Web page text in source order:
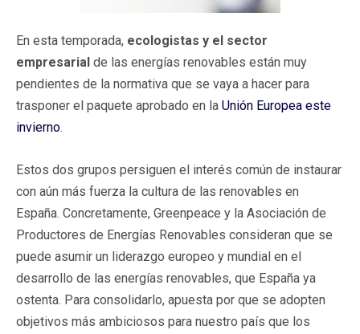
En esta temporada, ecologistas y el sector
empresarial de las energías renovables están muy
pendientes de la normativa que se vaya a hacer para
trasponer el paquete aprobado en la Unión Europea este
invierno.
Estos dos grupos persiguen el interés común de instaurar
con aún más fuerza la cultura de las renovables en
España. Concretamente, Greenpeace y la Asociación de
Productores de Energías Renovables consideran que se
puede asumir un liderazgo europeo y mundial en el
desarrollo de las energías renovables, que España ya
ostenta. Para consolidarlo, apuesta por que se adopten
objetivos más ambiciosos para nuestro país que los